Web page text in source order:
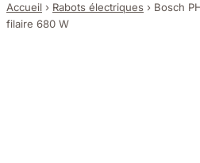
Accueil › Rabots électriques › Bosch
filaire 680 W